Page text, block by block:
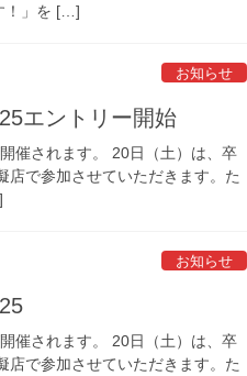
！」を […]
お知らせ
エントリー開始
催されます。 20日（土）は、卒
店で参加させていただきます。た
お知らせ
催されます。 20日（土）は、卒
店で参加させていただきます。た